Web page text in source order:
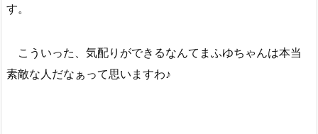
す。
こういった、気配りができるなんてまふゆちゃんは本当
素敵な人だなぁって思いますわ♪